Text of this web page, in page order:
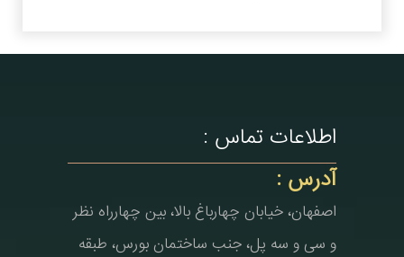
اطلاعات تماس :
آدرس :
اصفهان، خیابان چهارباغ بالا، بین چهارراه نظر
و سی و سه پل، جنب ساختمان بورس، طبقه